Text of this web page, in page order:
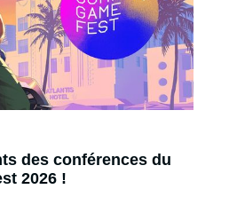
des conférences du
2026 !